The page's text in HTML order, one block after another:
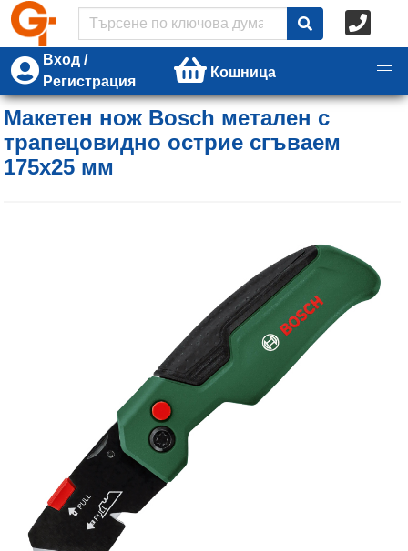
Вход /
Регистрация
Кошница
Макетен нож Bosch метален с
трапецовидно острие сгъваем
175х25 мм